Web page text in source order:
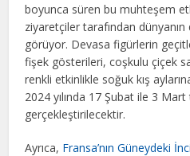
boyunca süren bu muhteşem
ziyaretçiler tarafından
görüyor. Devasa figürlerin
fişek gösterileri, coşkulu çiçek
renkli etkinlikle soğuk kış
2024 yılında 17 Şubat ile 3
gerçekleştirilecektir.
Ayrıca, Fransa’nın Güneydeki